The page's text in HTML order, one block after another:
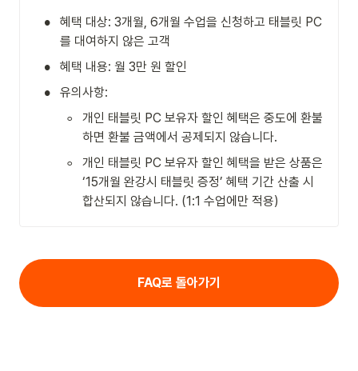
•
혜택 대상: 3개월, 6개월 수업을 신청하고 태블릿 PC
를 대여하지 않은 고객
• 혜택 내용: 월 3만 원 할인
• 유의사항:
◦
개인 태블릿 PC 보유자 할인 혜택은 중도에 환불
하면 환불 금액에서 공제되지 않습니다.
◦
개인 태블릿 PC 보유자 할인 혜택을 받은 상품은
‘15개월 완강시 태블릿 증정’ 혜택 기간 산출 시
합산되지 않습니다. (1:1 수업에만 적용)
FAQ로 돌아가기